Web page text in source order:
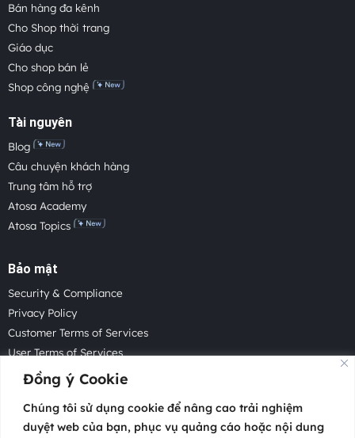
Đồng ý Cookie
Chúng tôi sử dụng cookie để nâng cao trải nghiệm
duyệt web của bạn, phục vụ quảng cáo hoặc nội dung
Bán hàng đa kênh
Cho Shop thời trang
Giáo dục
Cho shop bán lẻ
Shop công nghệ
Tài nguyên
Blog
Câu chuyện khách hàng
Trung tâm hỗ trợ
Atosa Academy
Atosa Topics
Bảo mật
Security & Compliance
Privacy Policy
Customer Terms of Services
User Terms of Services
Acceptable Use Policy
Cookie Policy
Cookie Settings
Law Enforcement Request